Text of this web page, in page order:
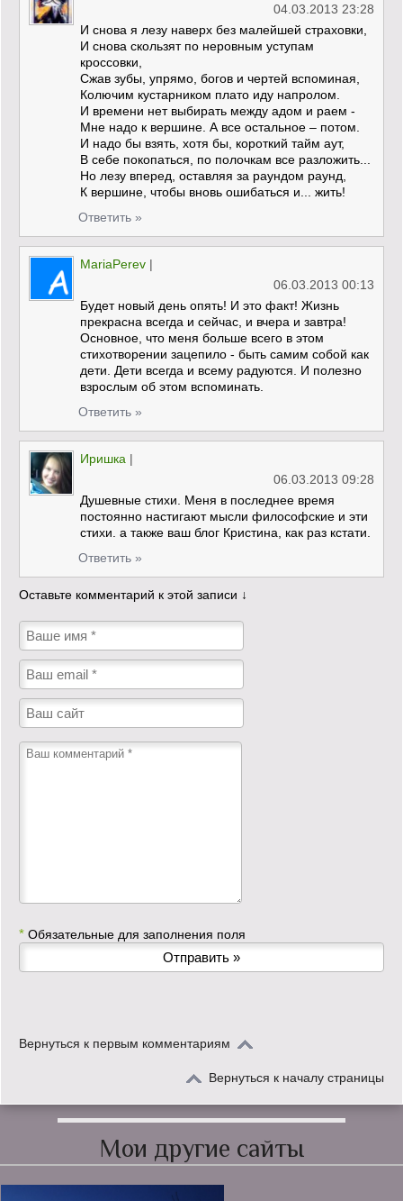
04.03.2013 23:28
И снова я лезу наверх без малейшей страховки,
И снова скользят по неровным уступам
кроссовки,
Сжав зубы, упрямо, богов и чертей вспоминая,
Колючим кустарником плато иду напролом.
И времени нет выбирать между адом и раем -
Мне надо к вершине. А все остальное – потом.
И надо бы взять, хотя бы, короткий тайм аут,
В себе покопаться, по полочкам все разложить...
Но лезу вперед, оставляя за раундом раунд,
К вершине, чтобы вновь ошибаться и... жить!
Ответить »
MariaPerev |
06.03.2013 00:13
Будет новый день опять! И это факт! Жизнь
прекрасна всегда и сейчас, и вчера и завтра!
Основное, что меня больше всего в этом
стихотворении зацепило - быть самим собой как
дети. Дети всегда и всему радуются. И полезно
взрослым об этом вспоминать.
Ответить »
Иришка |
06.03.2013 09:28
Душевные стихи. Меня в последнее время
постоянно настигают мысли философские и эти
стихи. а также ваш блог Кристина, как раз кстати.
Ответить »
Оставьте комментарий к этой записи ↓
* Обязательные для заполнения поля
Вернуться к первым комментариям
Вернуться к началу страницы
Мои другие сайты